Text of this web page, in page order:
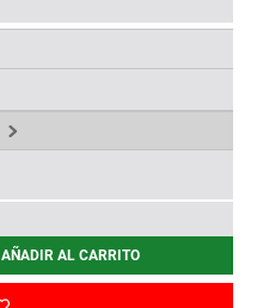
AÑADIR AL CARRITO